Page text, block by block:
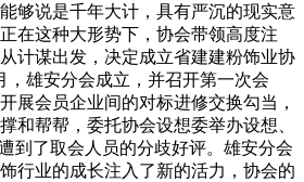
够说是千年大计，具有严沉的现实意
在这种大形势下，协会带领高度注
计谋出发，决定成立省建建粉饰业协
，雄安分会成立，并召开第一次会
展会员企业间的对标进修交换勾当，
和帮帮，委托协会设想委举办设想、
到了取会人员的分歧好评。雄安分会
行业的成长注入了新的活力，协会的